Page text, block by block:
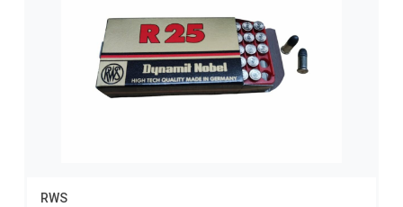
RWS